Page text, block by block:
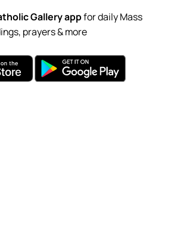
Gallery appfor daily Mass
prayers & more